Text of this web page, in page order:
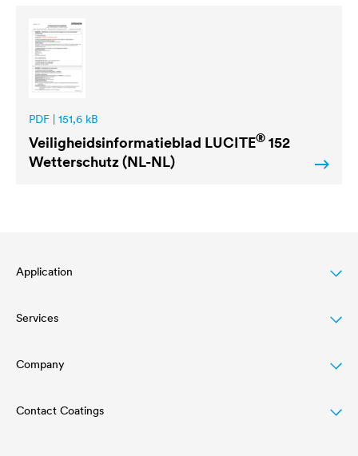
PDF | 151,6 kB
Veiligheidsinformatieblad LUCITE® 152
Wetterschutz (NL-NL)
Application
Wood varnish
Agriculture
Automotive
Services
Download
Referenties
Company
Structure
Contact Coatings